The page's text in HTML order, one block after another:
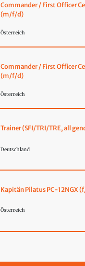
Commander / First Officer
(m/f/d)
Österreich
Commander / First Officer
(m/f/d)
Österreich
Trainer (SFI/TRI/TRE, all
Deutschland
Kapitän Pilatus PC-12NGX
Österreich